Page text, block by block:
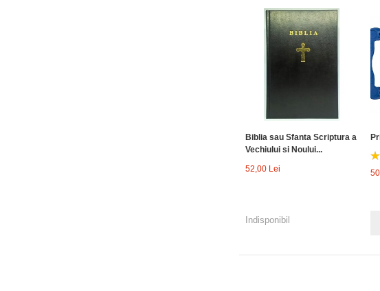
Biblia sau Sfanta Scriptura a
Vechiului si Noului...
52,00 Lei
Indisponibil